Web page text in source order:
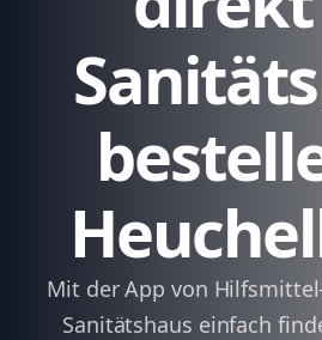
Mit der App von
Sanitätshaus einfach